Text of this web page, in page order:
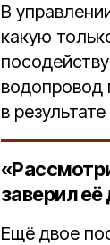
В
какую
водопровод
в
заверил её
Ещё двое